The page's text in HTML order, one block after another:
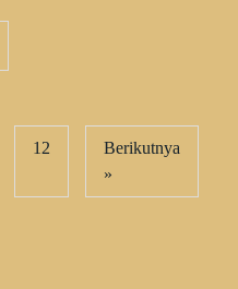
12
Berikutnya
»